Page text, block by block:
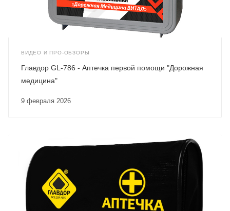
ВИДЕО И ПРО-ОБЗОРЫ
9 февраля 2026
Главдор GL-786 - Аптечка первой помощи "Дорожная
медицина"